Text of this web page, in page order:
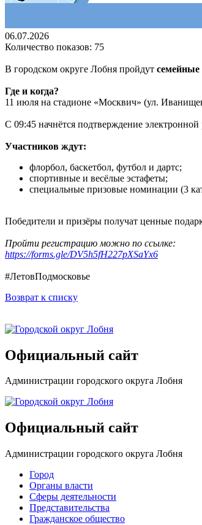
06.07.2026
Количество показов: 75
В городском округе Лобня пройдут семейные
Где и когда?
11 июля на стадионе «Москвич» (ул.
С 09:45 начнётся подтверждение
Участников ждут:
флорбол, баскетбол, футбол и дартс;
спортивные и весёлые эстафеты;
специальные призовые номинации (3
Победители и призёры получат ценные
Пройти регистрацию можно по ссылке:
https://forms.gle/DV5h5fH227pXSaYx6
#ЛетовПодмосковье
Возврат к списку
Официальный сайт
Администрации городского округа Лобня
Официальный сайт
Администрации городского округа Лобня
Город
Органы власти
Сферы деятельности
Представительства
Гражданское общество